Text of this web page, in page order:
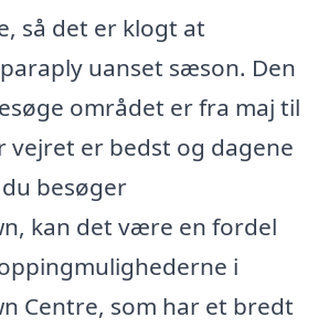
så det er klogt at
uanset sæson. Den
området er fra maj til
vejret er bedst og dagene
besøger
kan det være en fordel
i
Centre, som har et bredt